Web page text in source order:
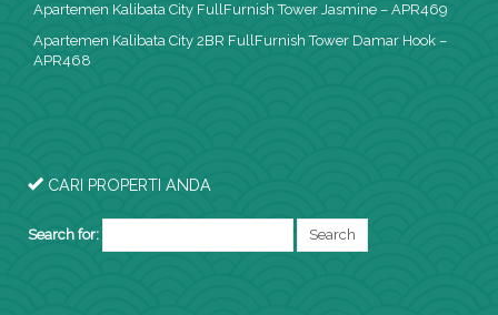
Apartemen Kalibata City FullFurnish Tower Jasmine – APR469
Apartemen Kalibata City 2BR FullFurnish Tower Damar Hook –
APR468
CARI PROPERTI ANDA
Search for: